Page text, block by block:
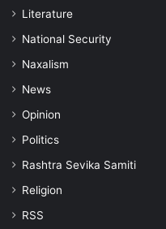
Literature
National Security
Naxalism
News
Opinion
Politics
Rashtra Sevika Samiti
Religion
RSS